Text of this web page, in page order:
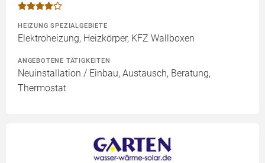
HEIZUNG SPEZIALGEBIETE
Elektroheizung, Heizkörper, KFZ Wallboxen
ANGEBOTENE TÄTIGKEITEN
Neuinstallation / Einbau, Austausch, Beratung,
Thermostat